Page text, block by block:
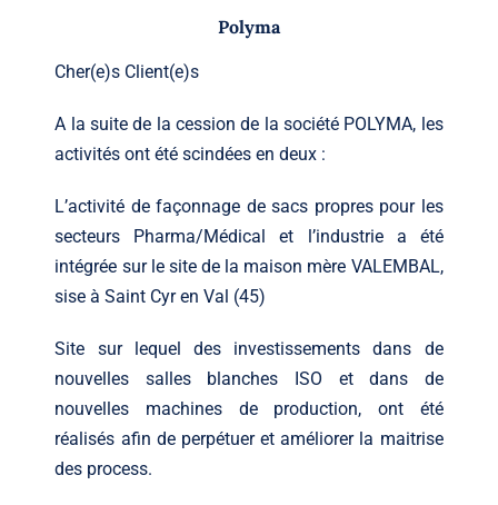
Polyma
Cher(e)s Client(e)s
A la suite de la cession de la société POLYMA, les
activités ont été scindées en deux :
L’activité de façonnage de sacs propres pour les
secteurs Pharma/Médical et l’industrie a été
intégrée sur le site de la maison mère VALEMBAL,
sise à Saint Cyr en Val (45)
Site sur lequel des investissements dans de
nouvelles salles blanches ISO et dans de
nouvelles machines de production, ont été
réalisés afin de perpétuer et améliorer la maitrise
des process.